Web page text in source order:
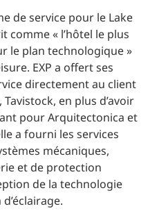
de service pour le Lake
comme « l’hôtel le plus
le plan technologique »
EXP a offert ses
directement au client
en plus d’avoir
pour Arquitectonica et
a fourni les services
mécaniques,
et de protection
de la technologie